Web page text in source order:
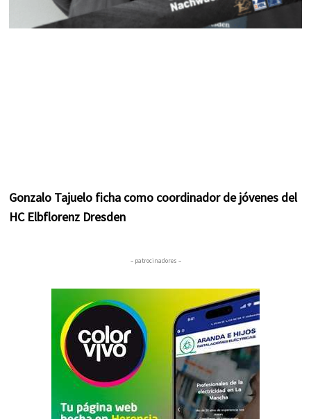
Gonzalo Tajuelo ficha como coordinador de jóvenes del
HC Elbflorenz Dresden
– patrocinadores –